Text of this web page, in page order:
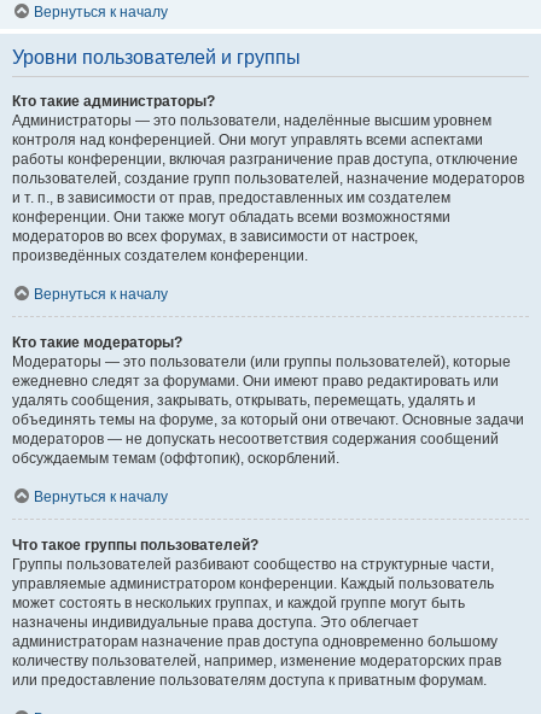
Вернуться к началу
Уровни пользователей и группы
Кто такие администраторы?
Администраторы — это пользователи, наделённые высшим уровнем
контроля над конференцией. Они могут управлять всеми аспектами
работы конференции, включая разграничение прав доступа, отключение
пользователей, создание групп пользователей, назначение модераторов
и т. п., в зависимости от прав, предоставленных им создателем
конференции. Они также могут обладать всеми возможностями
модераторов во всех форумах, в зависимости от настроек,
произведённых создателем конференции.
Вернуться к началу
Кто такие модераторы?
Модераторы — это пользователи (или группы пользователей), которые
ежедневно следят за форумами. Они имеют право редактировать или
удалять сообщения, закрывать, открывать, перемещать, удалять и
объединять темы на форуме, за который они отвечают. Основные задачи
модераторов — не допускать несоответствия содержания сообщений
обсуждаемым темам (оффтопик), оскорблений.
Вернуться к началу
Что такое группы пользователей?
Группы пользователей разбивают сообщество на структурные части,
управляемые администратором конференции. Каждый пользователь
может состоять в нескольких группах, и каждой группе могут быть
назначены индивидуальные права доступа. Это облегчает
администраторам назначение прав доступа одновременно большому
количеству пользователей, например, изменение модераторских прав
или предоставление пользователям доступа к приватным форумам.